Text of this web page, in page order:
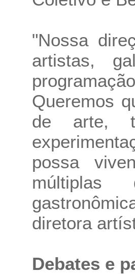
"Nossa
artistas,
Queremos
de arte,
possa
múltiplas
diretora
Debates e